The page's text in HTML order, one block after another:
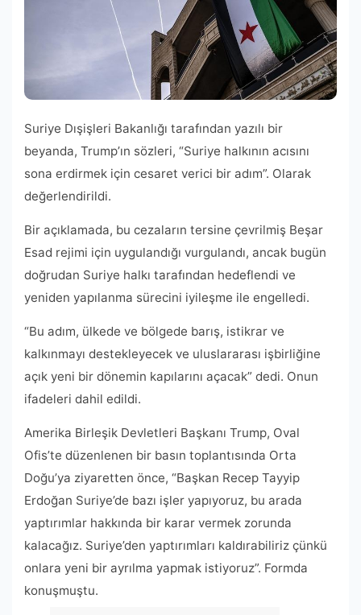
Suriye Dışişleri Bakanlığı tarafından yazılı bir
beyanda, Trump’ın sözleri, “Suriye halkının acısını
sona erdirmek için cesaret verici bir adım”. Olarak
değerlendirildi.
Bir açıklamada, bu cezaların tersine çevrilmiş Beşar
Esad rejimi için uygulandığı vurgulandı, ancak bugün
doğrudan Suriye halkı tarafından hedeflendi ve
yeniden yapılanma sürecini iyileşme ile engelledi.
“Bu adım, ülkede ve bölgede barış, istikrar ve
kalkınmayı destekleyecek ve uluslararası işbirliğine
açık yeni bir dönemin kapılarını açacak” dedi. Onun
ifadeleri dahil edildi.
Amerika Birleşik Devletleri Başkanı Trump, Oval
Ofis’te düzenlenen bir basın toplantısında Orta
Doğu’ya ziyaretten önce, “Başkan Recep Tayyip
Erdoğan Suriye’de bazı işler yapıyoruz, bu arada
yaptırımlar hakkında bir karar vermek zorunda
kalacağız. Suriye’den yaptırımları kaldırabiliriz çünkü
onlara yeni bir ayrılma yapmak istiyoruz”. Formda
konuşmuştu.